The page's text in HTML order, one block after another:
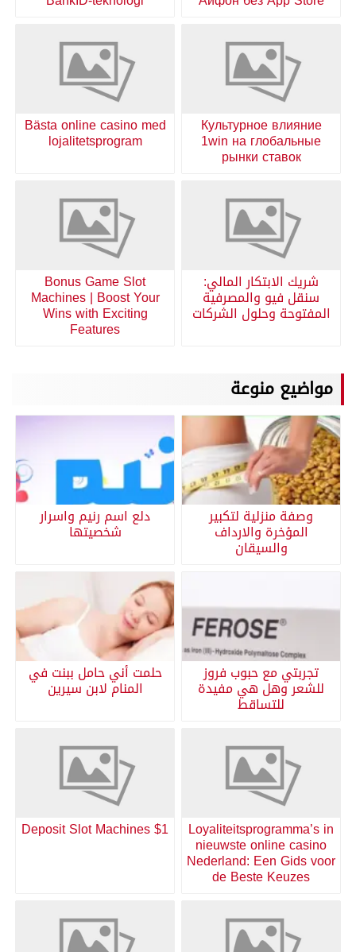
Культурное влияние
1win на глобальные
рынки ставок
Bästa online casino med
lojalitetsprogram
شريك الابتكار المالي:
سنقل فيو والمصرفية
المفتوحة وحلول الشركات
Bonus Game Slot
Machines | Boost Your
Wins with Exciting
Features
مواضيع منوعة
وصفة منزلية لتكبير
المؤخرة والارداف
والسيقان
دلع اسم رنيم واسرار
شخصيتها
تجربتي مع حبوب فروز
للشعر وهل هي مفيدة
للتساقط
حلمت أني حامل ببنت في
المنام لابن سيرين
Loyaliteitsprogramma’s in
nieuwste online casino
Nederland: Een Gids voor
de Beste Keuzes
$1 Deposit Slot Machines